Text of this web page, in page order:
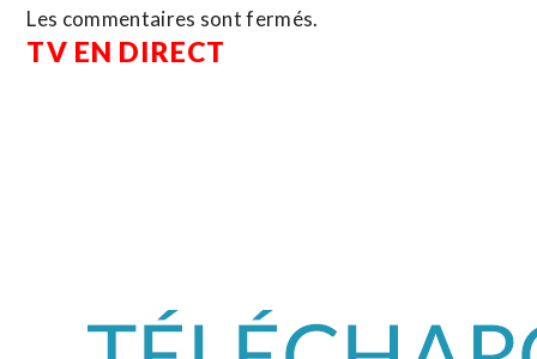
Les commentaires sont fermés.
TV EN DIRECT